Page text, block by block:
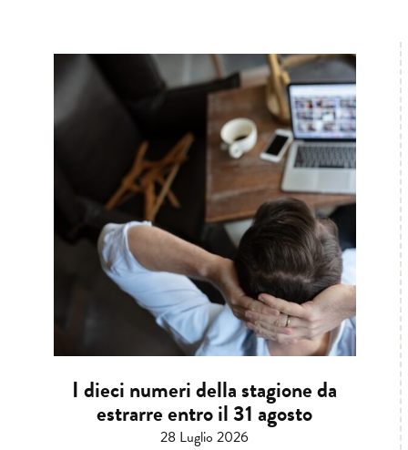
I dieci numeri della stagione da
estrarre entro il 31 agosto
28 Luglio 2026